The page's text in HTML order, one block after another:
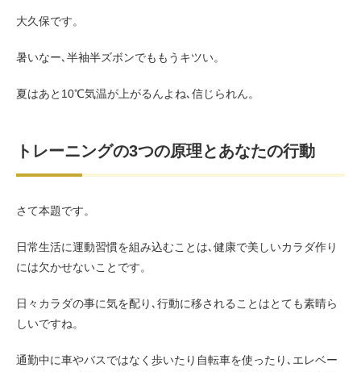
大久保です。
暑いなー､半袖半ズボンでももうキツい。
夏はあと10℃気温が上がるんよね､信じられん。
トレーニングの3つの原理とあなたの行動
さて本題です。
日常生活に運動習慣を組み込むことは､健康で美しいカラダ作り
には欠かせないことです。
日々カラダの事に気を配り､行動に移されることはとても素晴ら
しいですね。
通勤中に車やバスではなく歩いたり自転車を使ったり､エレベー